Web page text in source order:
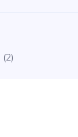
(2)